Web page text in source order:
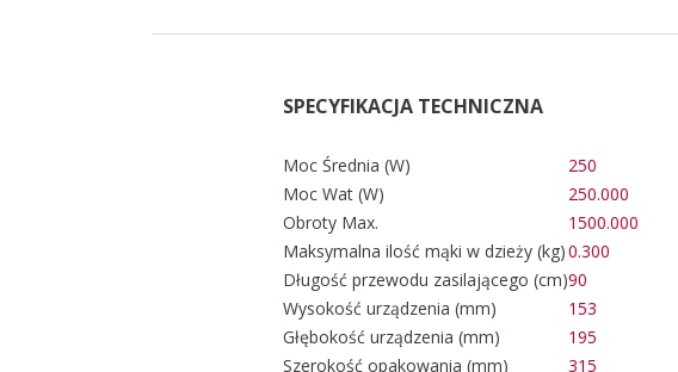
SPECYFIKACJA TECHNICZNA
Moc Średnia (W) 250
Moc Wat (W)
250.000
Obroty Max.
1500.000
Maksymalna ilość mąki w dzieży (kg)0.300
Długość przewodu zasilającego (cm)90
Wysokość urządzenia (mm)
153
Głębokość urządzenia (mm)
195
Szerokość opakowania (mm)
315